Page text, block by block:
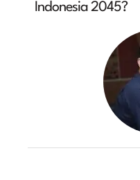
Indonesia 2045?